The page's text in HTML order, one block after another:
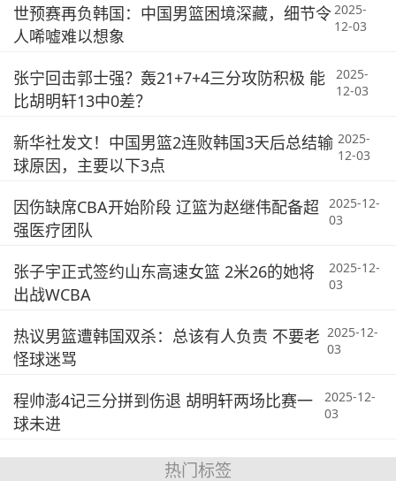
世预赛再负韩国：中国男篮困境深藏，细节令
人唏嘘难以想象
2025-
12-03
张宁回击郭士强？轰21+7+4三分攻防积极 能
比胡明轩13中0差？
2025-
12-03
新华社发文！中国男篮2连败韩国3天后总结输
球原因，主要以下3点
2025-
12-03
因伤缺席CBA开始阶段 辽篮为赵继伟配备超
强医疗团队
2025-12-
03
张子宇正式签约山东高速女篮 2米26的她将
出战WCBA
2025-12-
03
热议男篮遭韩国双杀：总该有人负责 不要老
怪球迷骂
2025-12-
03
程帅澎4记三分拼到伤退 胡明轩两场比赛一
球未进
2025-12-
03
热门标签